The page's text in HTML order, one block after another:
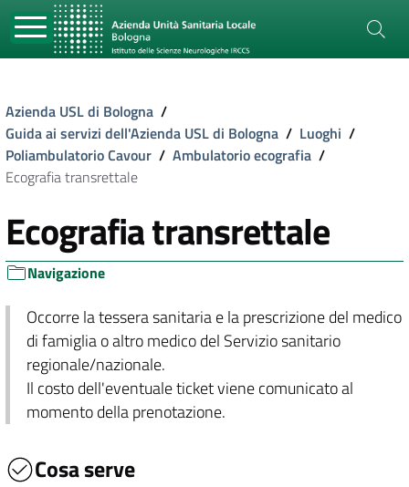
Azienda USL di Bologna /
Guida ai servizi dell'Azienda USL di Bologna / Luoghi /
Poliambulatorio Cavour / Ambulatorio ecografia /
Ecografia transrettale
Ecografia transrettale
Navigazione
Occorre la tessera sanitaria e la prescrizione del medico
di famiglia o altro medico del Servizio sanitario
regionale/nazionale.
Il costo dell'eventuale ticket viene comunicato al
momento della prenotazione.
Cosa serve